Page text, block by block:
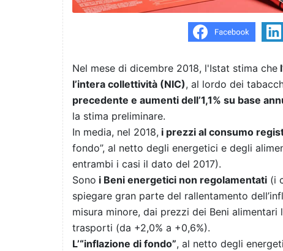
Nel mese di dicembre 2018, l'Istat stima che
l’intera collettività (NIC), al lordo dei
precedente e aumenti dell’1,1% su base
la stima preliminare.
In media, nel 2018, i prezzi al consumo
fondo”, al netto degli energetici e degli
entrambi i casi il dato del 2017).
Sono i Beni energetici non regolamentati (i
spiegare gran parte del rallentamento
misura minore, dai prezzi dei Beni
trasporti (da +2,0% a +0,6%).
L’“inflazione di fondo”, al netto degli